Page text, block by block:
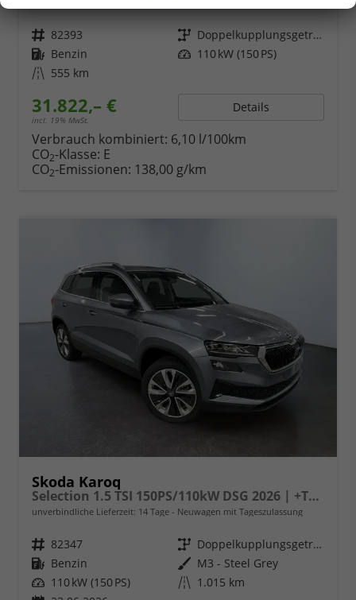
Fahrzeugnr. 82393 Getriebe
Doppelkupplungsgetriebe (DSG)
Kraftstoff Benzin Leistung 110 kW (150 PS)
Kilometerstand 555 km
31.822,– €
incl. 19% MwSt.
Details
Verbrauch kombiniert: 6,10 l/100km
CO2-Klasse: E
CO2-Emissionen: 138,00 g/km
Skoda Karoq
Selection 1.5 TSI 150PS/110kW DSG 2026 | +TravelAssist +RFK & Parksensoren +Var. Gepäckraumboden
unverbindliche Lieferzeit: 14 Tage Neuwagen mit Tageszulassung
Fahrzeugnr. 82347 Getriebe
Doppelkupplungsgetriebe (DSG)
Kraftstoff Benzin Außenfarbe M3 - Steel Grey
Leistung 110 kW (150 PS) Kilometerstand 1.015 km